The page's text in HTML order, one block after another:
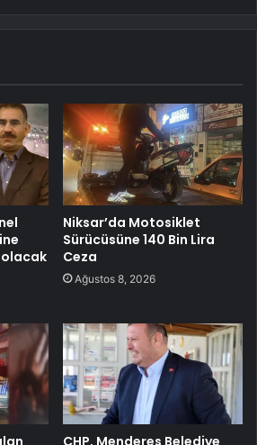
Niksar’da Motosiklet
Sürücüsüne 140 Bin Lira
Ceza
Ağustos 8, 2026